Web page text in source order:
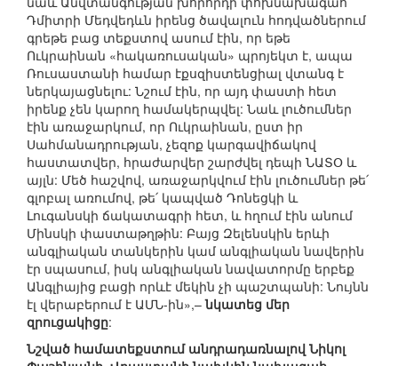
Դմիտրի Մեդվեդևն իրենց ծավալուն հոդվածներում
գրեթե բաց տեքստով ասում էին, որ եթե
Ուկրաինան «հակառուսական» պրոյեկտ է, ապա
Ռուսաստանի համար էքսզիստենցիալ վտանգ է
ներկայացնելու: Նշում էին, որ այդ փաստի հետ
իրենք չեն կարող համակերպվել: Նաև լուծումներ
էին առաջարկում, որ Ուկրաինան, ըստ իր
Սահմանադրության, չեզոք կարգավիճակով
հաստատվեր, հրաժարվեր շարժվել դեպի ՆԱՏՕ և
այլն: Մեծ հաշվով, առաջարկվում էին լուծումներ թե՛
գլոբալ առումով, թե՛ կապված Դոնեցկի և
Լուգանսկի ճակատագրի հետ, և հղում էին անում
Մինսկի փաստաթղթին: Բայց Զելենսկին երևի
անգլիական տանկերին կամ անգլիական նավերին
էր սպասում, իսկ անգլիական նավատորմը երբեք
Անգլիայից բացի որևէ մեկին չի պաշտպանի: Նույնն
էլ վերաբերում է ԱՄՆ-ին»,–նկատեց մեր
զրուցակիցը:
Նշված համատեքստում անդրադառնալով Նիկոլ